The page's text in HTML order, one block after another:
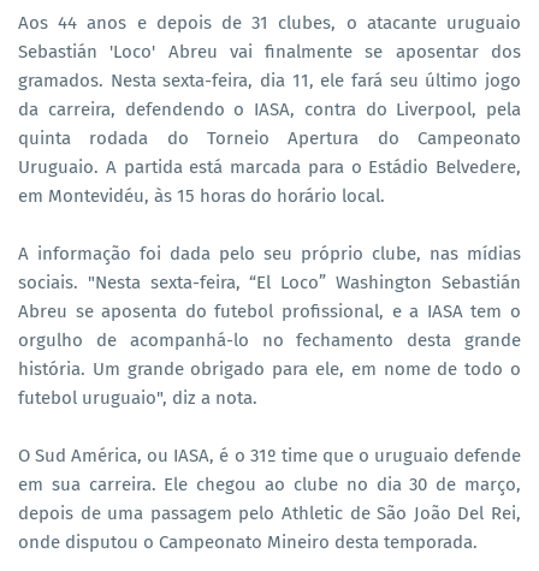
Aos 44 anos e depois de 31 clubes, o atacante uruguaio
Sebastián 'Loco' Abreu vai finalmente se aposentar dos
gramados. Nesta sexta-feira, dia 11, ele fará seu último jogo
da carreira, defendendo o IASA, contra do Liverpool, pela
quinta rodada do Torneio Apertura do Campeonato
Uruguaio. A partida está marcada para o Estádio Belvedere,
em Montevidéu, às 15 horas do horário local.
A informação foi dada pelo seu próprio clube, nas mídias
sociais. "Nesta sexta-feira, “El Loco” Washington Sebastián
Abreu se aposenta do futebol profissional, e a IASA tem o
orgulho de acompanhá-lo no fechamento desta grande
história. Um grande obrigado para ele, em nome de todo o
futebol uruguaio", diz a nota.
O Sud América, ou IASA, é o 31º time que o uruguaio defende
em sua carreira. Ele chegou ao clube no dia 30 de março,
depois de uma passagem pelo Athletic de São João Del Rei,
onde disputou o Campeonato Mineiro desta temporada.